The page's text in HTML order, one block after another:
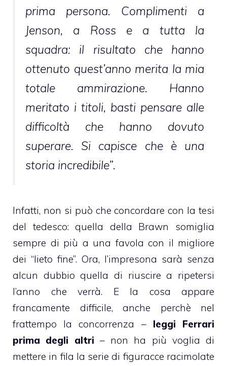
prima persona. Complimenti a
Jenson, a Ross e a tutta la
squadra: il risultato che hanno
ottenuto quest’anno merita la mia
totale ammirazione. Hanno
meritato i titoli, basti pensare alle
difficoltà che hanno dovuto
superare. Si capisce che è una
storia incredibile”.
Infatti, non si può che concordare con la tesi
del tedesco: quella della Brawn somiglia
sempre di più a una favola con il migliore
dei “lieto fine”. Ora, l’impresona sarà senza
alcun dubbio quella di riuscire a ripetersi
l’anno che verrà. E la cosa appare
francamente difficile, anche perchè nel
frattempo la concorrenza –leggi Ferrari
prima degli altri – non ha più voglia di
mettere in fila la serie di figuracce racimolate